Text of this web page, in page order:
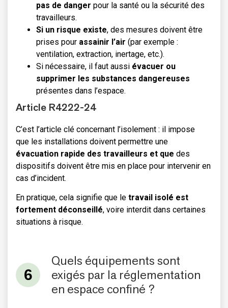
pas de danger pour la santé ou la sécurité des
travailleurs.
Si un risque existe, des mesures doivent être
prises pour assainir l’air (par exemple :
ventilation, extraction, inertage, etc.).
Si nécessaire, il faut aussi évacuer ou
supprimer les substances dangereuses
présentes dans l’espace.
Article R4222-24
C’est l’article clé concernant l’isolement : il impose
que les installations doivent permettre une
évacuation rapide des travailleurs et que des
dispositifs doivent être mis en place pour intervenir en
cas d’incident.
En pratique, cela signifie que le travail isolé est
fortement déconseillé, voire interdit dans certaines
situations à risque.
Quels équipements sont
exigés par la réglementation
en espace confiné ?